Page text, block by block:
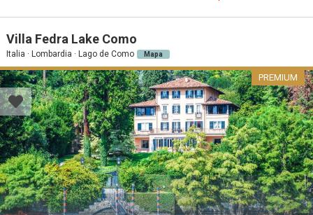
Villa Fedra Lake Como
Italia · Lombardia · Lago de Como Mapa
PREMIUM